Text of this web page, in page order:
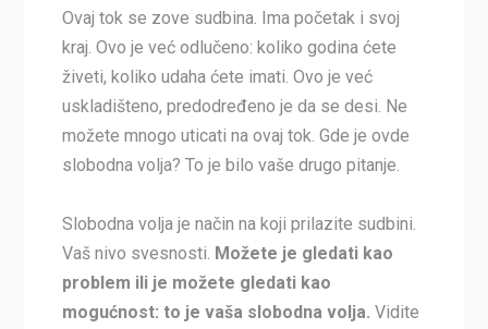
Ovaj tok se zove sudbina. Ima početak i svoj
kraj. Ovo je već odlučeno: koliko godina ćete
živeti, koliko udaha ćete imati. Ovo je već
uskladišteno, predodređeno je da se desi. Ne
možete mnogo uticati na ovaj tok. Gde je ovde
slobodna volja? To je bilo vaše drugo pitanje.
Slobodna volja je način na koji prilazite sudbini.
Vaš nivo svesnosti. Možete je gledati kao
problem ili je možete gledati kao
mogućnost: to je vaša slobodna volja. Vidite